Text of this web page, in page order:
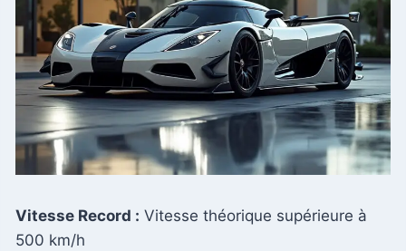
Vitesse Record : Vitesse théorique supérieure à
500 km/h